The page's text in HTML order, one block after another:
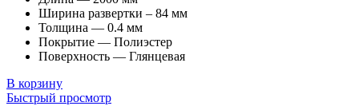
Ширина развертки – 84 мм
Толщина — 0.4 мм
Покрытие — Полиэстер
Поверхность — Глянцевая
В корзину
Быстрый просмотр